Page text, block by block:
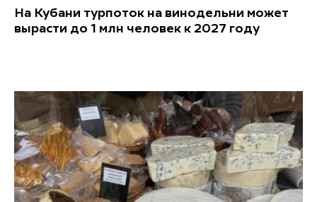
На Кубани турпоток на винодельни может
вырасти до 1 млн человек к 2027 году